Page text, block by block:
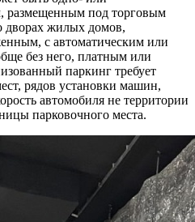
размещенным под торговым
дворах жилых домов,
с автоматическим или
без него, платным или
паркинг требует
рядов установки машин,
автомобиля не территории
парковочного места.